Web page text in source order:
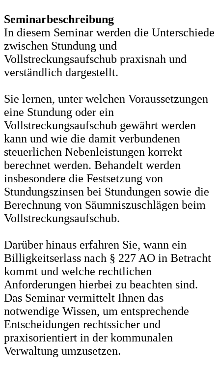
Seminarbeschreibung
In diesem Seminar werden die Unterschiede
zwischen Stundung und
Vollstreckungsaufschub praxisnah und
verständlich dargestellt.
Sie lernen, unter welchen Voraussetzungen
eine Stundung oder ein
Vollstreckungsaufschub gewährt werden
kann und wie die damit verbundenen
steuerlichen Nebenleistungen korrekt
berechnet werden. Behandelt werden
insbesondere die Festsetzung von
Stundungszinsen bei Stundungen sowie die
Berechnung von Säumniszuschlägen beim
Vollstreckungsaufschub.
Darüber hinaus erfahren Sie, wann ein
Billigkeitserlass nach § 227 AO in Betracht
kommt und welche rechtlichen
Anforderungen hierbei zu beachten sind.
Das Seminar vermittelt Ihnen das
notwendige Wissen, um entsprechende
Entscheidungen rechtssicher und
praxisorientiert in der kommunalen
Verwaltung umzusetzen.